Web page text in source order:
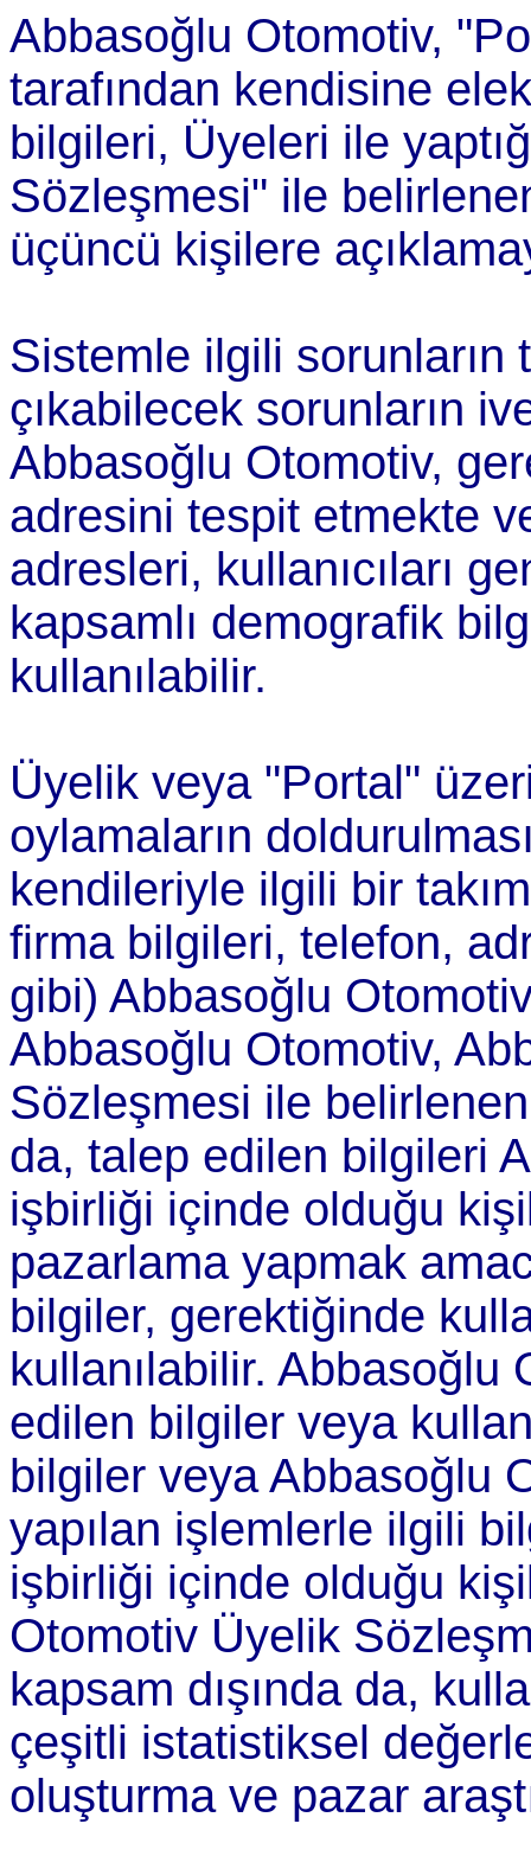
Abbasoğlu Otomotiv,
tarafından kendisine
bilgileri, Üyeleri ile
Sözleşmesi" ile
üçüncü kişilere
Sistemle ilgili sorunların
çıkabilecek sorunların
Abbasoğlu Otomotiv,
adresini tespit etmekte
adresleri, kullanıcıları
kapsamlı demografik
kullanılabilir.
Üyelik veya "Portal"
oylamaların
kendileriyle ilgili bir
firma bilgileri, telefon,
gibi) Abbasoğlu
Abbasoğlu Otomotiv,
Sözleşmesi ile
da, talep edilen bilgileri
işbirliği içinde olduğu
pazarlama yapmak
bilgiler, gerektiğinde
kullanılabilir. Abbasoğlu
edilen bilgiler veya
bilgiler veya Abbasoğlu
yapılan işlemlerle ilgili
işbirliği içinde olduğu
Otomotiv Üyelik
kapsam dışında da,
çeşitli istatistiksel
oluşturma ve pazar